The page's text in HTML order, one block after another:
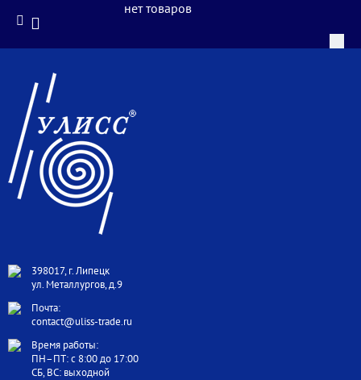
398017, г. Липецк
ул. Металлургов, д.9
Почта:
contact@uliss-trade.ru
Время работы:
ПН–ПТ: с 8:00 до 17:00
СБ, ВС: выходной
нет товаров